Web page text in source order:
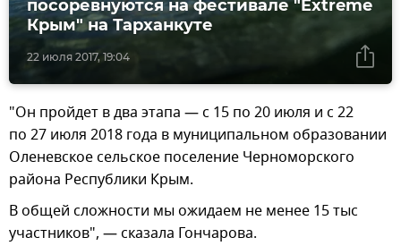
22 июля 2017, 19:04
посоревнуются на фестивале "Extreme
Крым" на Тарханкуте
"Он пройдет в два этапа — с 15 по 20 июля и с 22
по 27 июля 2018 года в муниципальном образовании
Оленевское сельское поселение Черноморского
района Республики Крым.
В общей сложности мы ожидаем не менее 15 тыс
участников", — сказала Гончарова.